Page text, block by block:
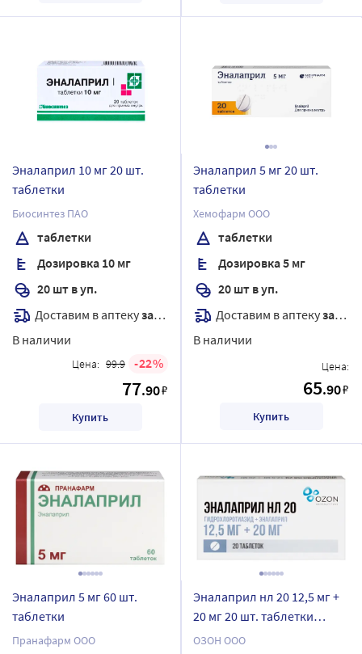
Эналаприл 10 мг 20 шт.
таблетки
Биосинтез ПАО
таблетки
Дозировка 10 мг
20 шт в уп.
Доставим в аптекузавтра
В наличии
Цена: 99.9 22
77.90₽
Купить
Эналаприл 5 мг 20 шт.
таблетки
Хемофарм ООО
таблетки
Дозировка 5 мг
20 шт в уп.
Доставим в аптекузавтра
В наличии
Цена:
65.90₽
Купить
Эналаприл 5 мг 60 шт.
таблетки
Пранафарм ООО
Эналаприл нл 20 12,5 мг +
20 мг 20 шт. таблетки
блистер
ОЗОН ООО